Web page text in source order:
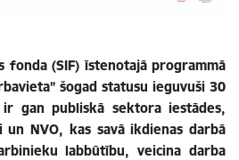
fonda (SIF) īstenotajā programmā
šogad statusu ieguvuši 30
gan publiskā sektora iestādes,
NVO, kas savā ikdienas darbā
labbūtību, veicina darba